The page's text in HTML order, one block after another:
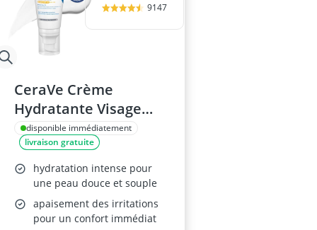
9147
CeraVe Crème
Hydratante Visage
SPF30 52ml
disponible immédiatement
livraison gratuite
hydratation intense pour
une peau douce et souple
apaisement des irritations
pour un confort immédiat